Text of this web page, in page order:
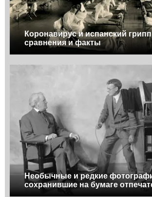
Коронавирус и испанский грипп
сравнения и факты
Необычные и редкие
сохранившие на бумаге